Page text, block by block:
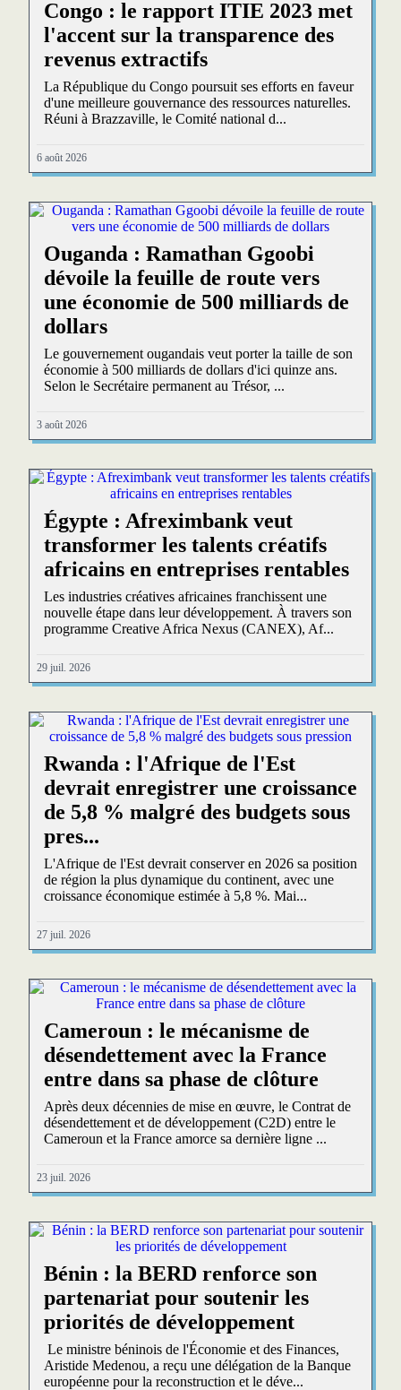
Congo : le rapport ITIE 2023 met
l'accent sur la transparence des
revenus extractifs
La République du Congo poursuit ses efforts en faveur
d'une meilleure gouvernance des ressources naturelles.
Réuni à Brazzaville, le Comité national d...
6 août 2026
Ouganda : Ramathan Ggoobi
dévoile la feuille de route vers
une économie de 500 milliards de
dollars
Le gouvernement ougandais veut porter la taille de son
économie à 500 milliards de dollars d'ici quinze ans.
Selon le Secrétaire permanent au Trésor, ...
3 août 2026
Égypte : Afreximbank veut
transformer les talents créatifs
africains en entreprises rentables
Les industries créatives africaines franchissent une
nouvelle étape dans leur développement. À travers son
programme Creative Africa Nexus (CANEX), Af...
29 juil. 2026
Rwanda : l'Afrique de l'Est
devrait enregistrer une croissance
de 5,8 % malgré des budgets sous
pres...
L'Afrique de l'Est devrait conserver en 2026 sa position
de région la plus dynamique du continent, avec une
croissance économique estimée à 5,8 %. Mai...
27 juil. 2026
Cameroun : le mécanisme de
désendettement avec la France
entre dans sa phase de clôture
Après deux décennies de mise en œuvre, le Contrat de
désendettement et de développement (C2D) entre le
Cameroun et la France amorce sa dernière ligne ...
23 juil. 2026
Bénin : la BERD renforce son
partenariat pour soutenir les
priorités de développement
Le ministre béninois de l'Économie et des Finances,
Aristide Medenou, a reçu une délégation de la Banque
européenne pour la reconstruction et le déve...